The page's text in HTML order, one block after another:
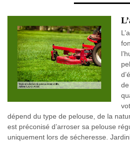
dépend du type de pelouse, de la
est préconisé d’arroser sa pelouse
uniquement lors de sécheresse.